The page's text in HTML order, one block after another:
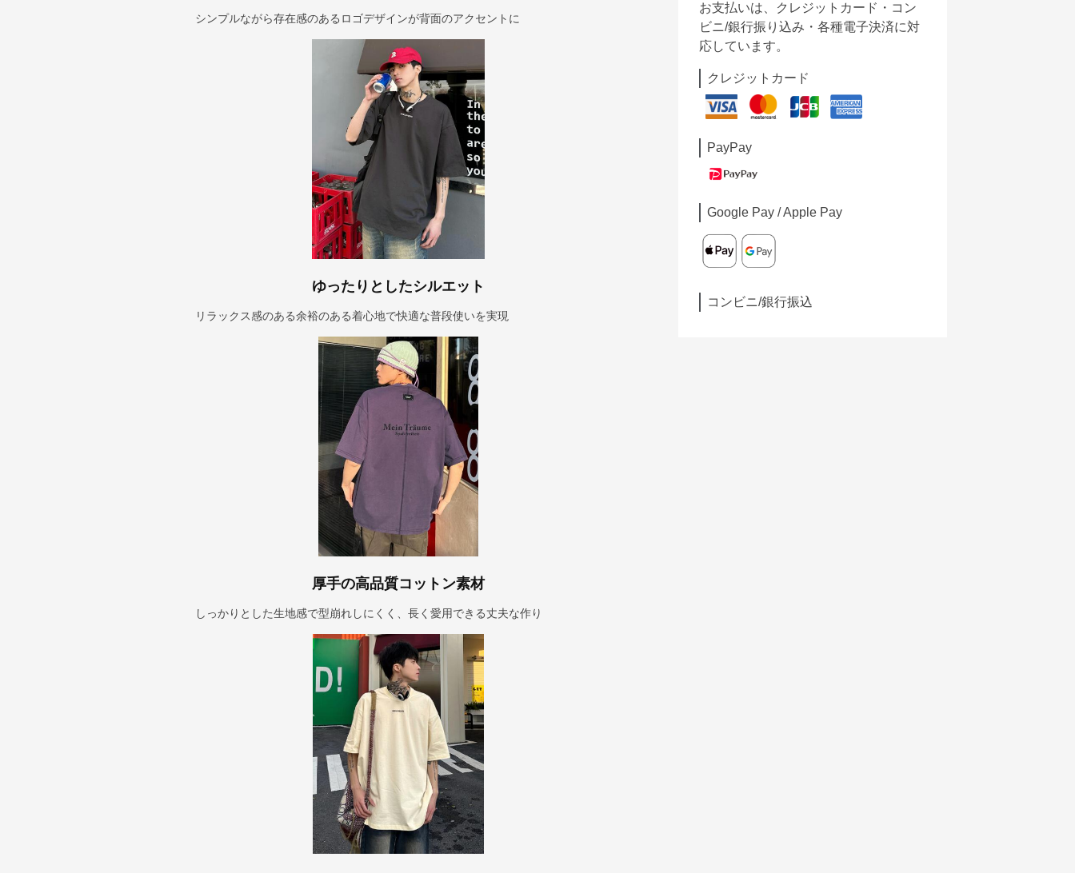
シンプルながら存在感のあるロゴデザインが背面のアクセントに
ゆったりとしたシルエット
リラックス感のある余裕のある着心地で快適な普段使いを実現
厚手の高品質コットン素材
しっかりとした生地感で型崩れしにくく、長く愛用できる丈夫な作り
お支払いは、クレジットカード・コン
ビニ/銀行振り込み・各種電子決済に対
応しています。
クレジットカード
PayPay
Google Pay / Apple Pay
コンビニ/銀行振込